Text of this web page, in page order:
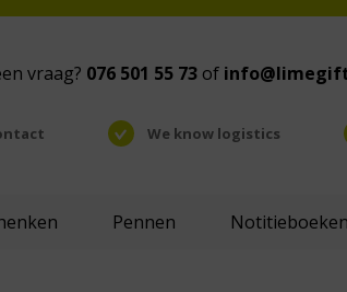
vraag? 076 501 55 73of
We know logistics
Pennen Notitieboeken